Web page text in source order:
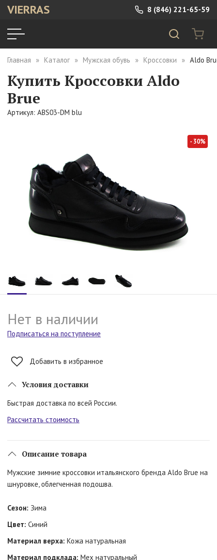
VIERRAS 8 (846) 221-65-59
Главная Каталог Мужская обувь Кроссовки Aldo
Купить Кроссовки Aldo
Brue
Артикул: ABS03-DM blu
- 30%
Нет в наличии
Подписаться на поступление
Добавить в избранное
Условия доставки
Быстрая доставка по всей России.
Рассчитать стоимость
Описание товара
Мужские зимние кроссовки итальянского бренда Aldo Brue на
шнуровке, облегченная подошва.
Сезон: Зима
Цвет: Синий
Материал верха: Кожа натуральная
Материал подклада: Мех натуральный